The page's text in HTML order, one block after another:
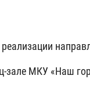
зале МКУ «Наш